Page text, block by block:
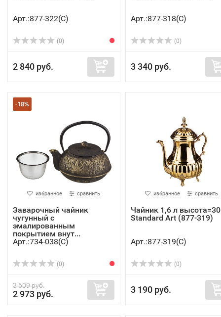
Арт.:877-322(C)
(0)
2 840 руб.
Арт.:877-318(C)
(0)
3 340 руб.
-18%
избранное сравнить
Заварочный чайник
чугунный с
эмалированным
покрытием внут...
Арт.:734-038(C)
(0)
3 609 руб.
2 973 руб.
избранное сравнить
Чайник 1,6 л
Standard Art (877-319)
Арт.:877-319(C)
(0)
3 190 руб.